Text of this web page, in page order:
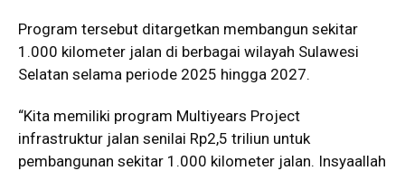
Program tersebut ditargetkan membangun sekitar
1.000 kilometer jalan di berbagai wilayah Sulawesi
Selatan selama periode 2025 hingga 2027.
“Kita memiliki program Multiyears Project
infrastruktur jalan senilai Rp2,5 triliun untuk
pembangunan sekitar 1.000 kilometer jalan. Insyaallah